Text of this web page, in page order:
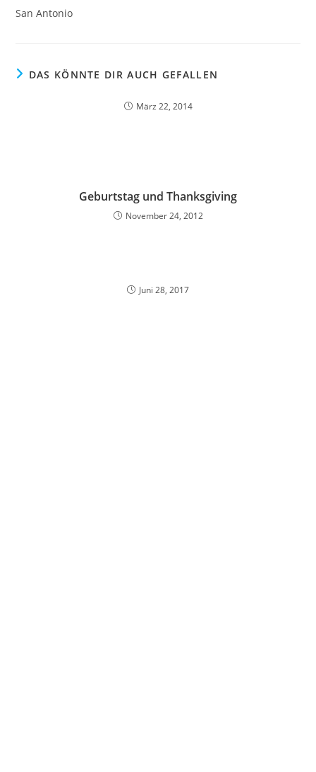
San Antonio
DAS KÖNNTE DIR AUCH GEFALLEN
März 22, 2014
Geburtstag und Thanksgiving
November 24, 2012
Juni 28, 2017